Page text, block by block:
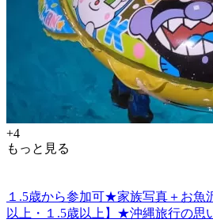
+4
もっと見る
１.5歳から参加可★家族写真＋お魚
以上・１.5歳以上】★沖縄旅行の思